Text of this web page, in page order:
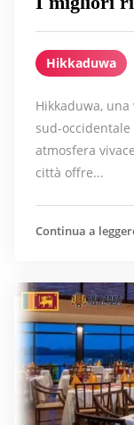
Hikkaduwa
Hikkaduwa,
sud-occidentale
atmosfera
città offre...
Continua a